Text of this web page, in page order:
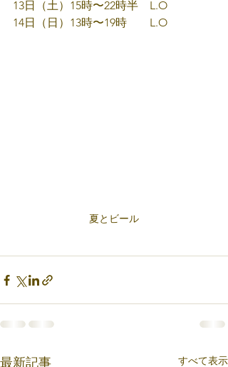
13日（土）15時〜22時半　L.O
14日（日）13時〜19時　　L.O
夏とビール
最新記事 すべて表示